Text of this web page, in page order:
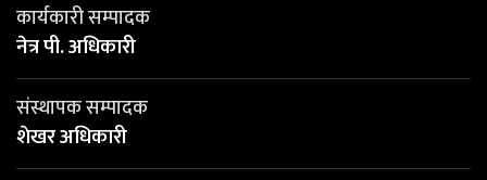
कार्यकारी सम्पादक
नेत्र पी. अधिकारी
संस्थापक सम्पादक
शेखर अधिकारी